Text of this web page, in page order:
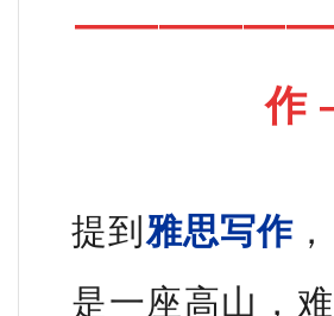
作
提到 雅思写作
是一座高山，